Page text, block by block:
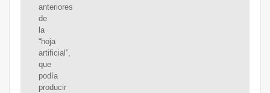
anteriores
de
la
“hoja
artificial”,
que
podía
producir